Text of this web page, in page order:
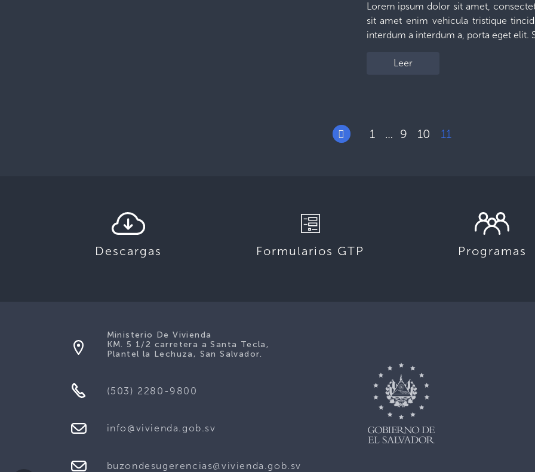
Lorem ipsum dolor sit amet,
sit amet enim vehicula tristique
interdum a interdum a, porta eget elit.
Leer
1 … 9 10 11
Descargas Formularios GTP Programas
Ministerio De Vivienda
KM. 5 1/2 carretera a Santa Tecla,
Plantel la Lechuza, San Salvador.
(503) 2280-9800
info@vivienda.gob.sv
buzondesugerencias@vivienda.gob.sv